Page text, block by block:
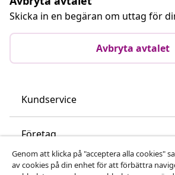
Skicka in en begäran om uttag för
Avbryta avtalet
Kundservice
Företag
vidaXL
Genom att klicka på "acceptera alla cookies"
av cookies på din enhet för att förbättra